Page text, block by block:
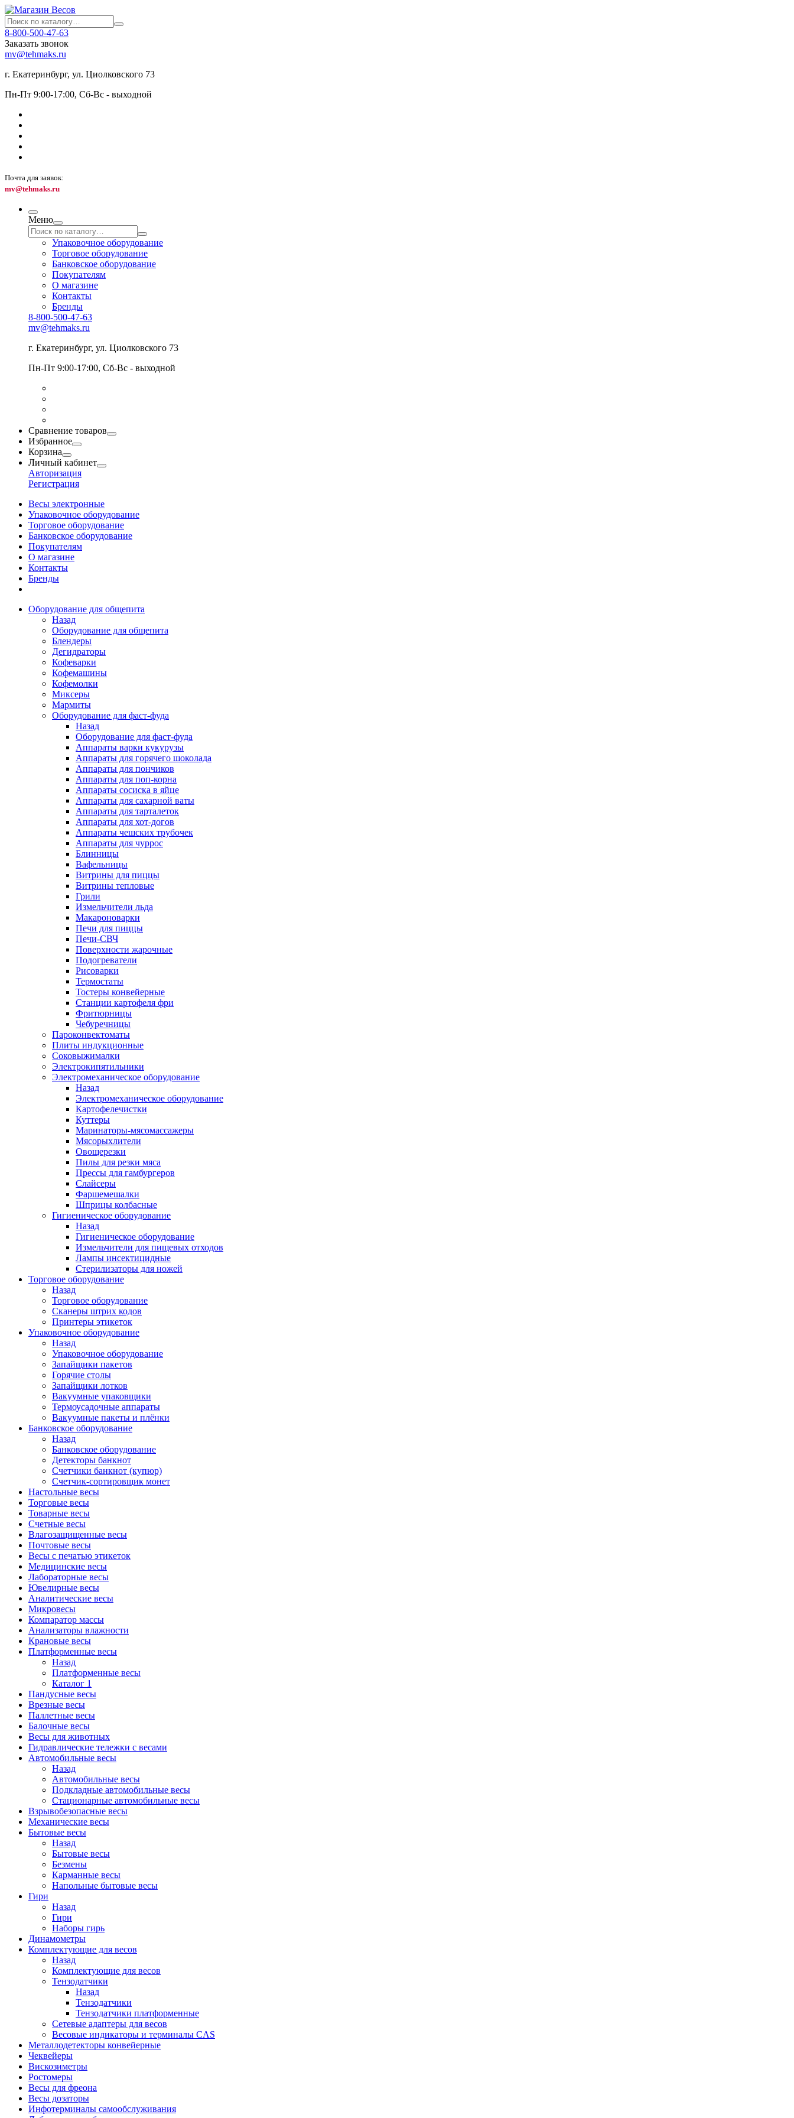
8-800-500-47-63
Заказать звонок
mv@tehmaks.ru
г. Екатеринбург, ул. Циолковского 73
Пн-Пт 9:00-17:00, Сб-Вс - выходной
Почта для заявок:
mv@tehmaks.ru
Меню
Упаковочное оборудование
Торговое оборудование
Банковское оборудование
Покупателям
О магазине
Контакты
Бренды
8-800-500-47-63
mv@tehmaks.ru
г. Екатеринбург, ул. Циолковского 73
Пн-Пт 9:00-17:00, Сб-Вс - выходной
Сравнение товаров
Избранное
Корзина
Личный кабинет
Авторизация
Регистрация
Весы электронные
Упаковочное оборудование
Торговое оборудование
Банковское оборудование
Покупателям
О магазине
Контакты
Бренды
Оборудование для общепита
Назад
Оборудование для общепита
Блендеры
Дегидраторы
Кофеварки
Кофемашины
Кофемолки
Миксеры
Мармиты
Оборудование для фаст-фуда
Назад
Оборудование для фаст-фуда
Аппараты варки кукурузы
Аппараты для горячего шоколада
Аппараты для пончиков
Аппараты для поп-корна
Аппараты сосиска в яйце
Аппараты для сахарной ваты
Аппараты для тарталеток
Аппараты для хот-догов
Аппараты чешских трубочек
Аппараты для чуррос
Блинницы
Вафельницы
Витрины для пиццы
Витрины тепловые
Грили
Измельчители льда
Макароноварки
Печи для пиццы
Печи-СВЧ
Поверхности жарочные
Подогреватели
Рисоварки
Термостаты
Тостеры конвейерные
Станции картофеля фри
Фритюрницы
Чебуречницы
Пароконвектоматы
Плиты индукционные
Соковыжималки
Электрокипятильники
Электромеханическое оборудование
Назад
Электромеханическое оборудование
Картофелечистки
Куттеры
Маринаторы-мясомассажеры
Мясорыхлители
Овощерезки
Пилы для резки мяса
Прессы для гамбургеров
Слайсеры
Фаршемешалки
Шприцы колбасные
Гигиеническое оборудование
Назад
Гигиеническое оборудование
Измельчители для пищевых отходов
Лампы инсектицидные
Стерилизаторы для ножей
Торговое оборудование
Назад
Торговое оборудование
Сканеры штрих кодов
Принтеры этикеток
Упаковочное оборудование
Назад
Упаковочное оборудование
Запайщики пакетов
Горячие столы
Запайщики лотков
Вакуумные упаковщики
Термоусадочные аппараты
Вакуумные пакеты и плёнки
Банковское оборудование
Назад
Банковское оборудование
Детекторы банкнот
Cчетчики банкнот (купюр)
Счетчик-сортировщик монет
Настольные весы
Торговые весы
Товарные весы
Счетные весы
Влагозащищенные весы
Почтовые весы
Весы с печатью этикеток
Медицинские весы
Лабораторные весы
Ювелирные весы
Аналитические весы
Микровесы
Компаратор массы
Анализаторы влажности
Крановые весы
Платформенные весы
Назад
Платформенные весы
Каталог 1
Пандусные весы
Врезные весы
Паллетные весы
Балочные весы
Весы для животных
Гидравлические тележки с весами
Автомобильные весы
Назад
Автомобильные весы
Подкладные автомобильные весы
Стационарные автомобильные весы
Взрывобезопасные весы
Механические весы
Бытовые весы
Назад
Бытовые весы
Безмены
Карманные весы
Напольные бытовые весы
Гири
Назад
Гири
Наборы гирь
Динамометры
Комплектующие для весов
Назад
Комплектующие для весов
Тензодатчики
Назад
Тензодатчики
Тензодатчики платформенные
Сетевые адаптеры для весов
Весовые индикаторы и терминалы CAS
Металлодетекторы конвейерные
Чеквейеры
Вискозиметры
Ростомеры
Весы для фреона
Весы дозаторы
Инфотерминалы самообслуживания